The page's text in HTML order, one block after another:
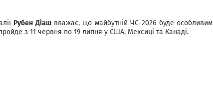
Рубен Діаш вважає, що майбутній ЧС-2026 буде особливим
з 11 червня по 19 липня у США, Мексиці та Канаді.